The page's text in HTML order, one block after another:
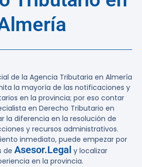
de la Agencia Tributaria en Almería
la mayoría de las notificaciones y
en la provincia; por eso contar
en Derecho Tributario en
la diferencia en la resolución de
y recursos administrativos.
inmediato, puede empezar por
de Asesor.Legal y localizar
en la provincia.